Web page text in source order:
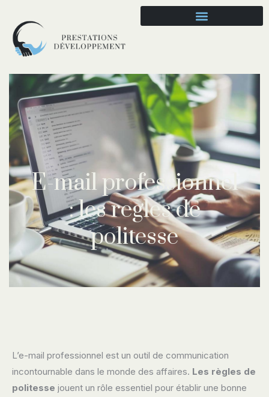
E-mail professionnel
: les regles de
politesse
L’e-mail professionnel est un outil de communication
incontournable dans le monde des affaires. Les règles de
politesse jouent un rôle essentiel pour établir une bonne